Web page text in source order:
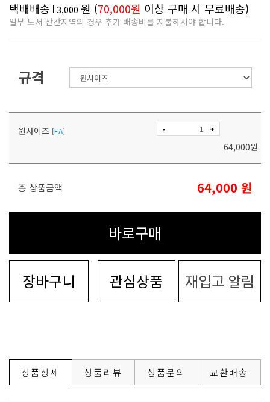
택배배송 3,000 원 (70,000원 이상 구매 시 무료배송)
일부 도서 산간지역의 경우 추가 배송비를 지불하셔야 합니다.
규격
원사이즈 [EA] - +
64,000원
총 상품금액 64,000 원
바로구매
장바구니 관심상품 재입고 알림
상품상세 상품리뷰 상품문의 교환배송